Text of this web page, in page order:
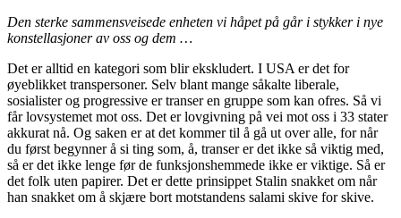
Den sterke sammensveisede enheten vi håpet på går i stykker i nye
konstellasjoner av oss og dem …
Det er alltid en kategori som blir ekskludert. I USA er det for
øyeblikket transpersoner. Selv blant mange såkalte liberale,
sosialister og progressive er transer en gruppe som kan ofres. Så vi
får lovsystemet mot oss. Det er lovgivning på vei mot oss i 33 stater
akkurat nå. Og saken er at det kommer til å gå ut over alle, for når
du først begynner å si ting som, å, transer er det ikke så viktig med,
så er det ikke lenge før de funksjonshemmede ikke er viktige. Så er
det folk uten papirer. Det er dette prinsippet Stalin snakket om når
han snakket om å skjære bort motstandens salami skive for skive.